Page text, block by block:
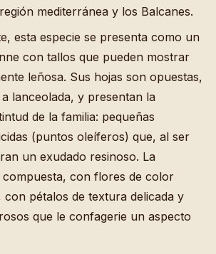
mediterránea y los Balcanes.
esta especie se presenta como un
con tallos que pueden mostrar
leñosa. Sus hojas son opuestas,
lanceolada, y presentan la
de la familia: pequeñas
(puntos oleíferos) que, al ser
un exudado resinoso. La
con flores de color
pétalos de textura delicada y
que le confagerie un aspecto